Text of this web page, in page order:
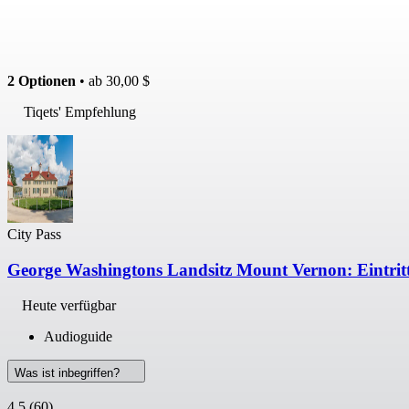
2 Optionen • ab 30,00 $
Tiqets' Empfehlung
City Pass
George Washingtons Landsitz Mount Vernon:
Heute verfügbar
Audioguide
Was ist inbegriffen?